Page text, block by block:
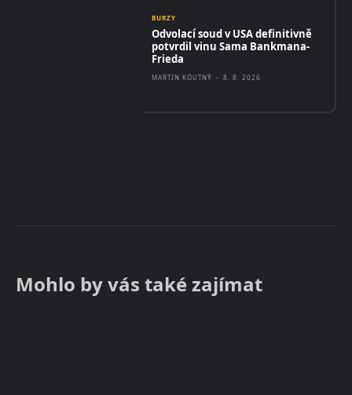
BURZY
Odvolací soud v USA definitivně
potvrdil vinu Sama Bankmana-
Frieda
MARTIN KOUTNÝ - 8. 8. 2026
Mohlo by vás také zajímat